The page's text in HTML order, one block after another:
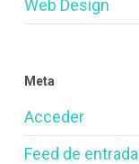
Web Design
Meta
Acceder
Feed de